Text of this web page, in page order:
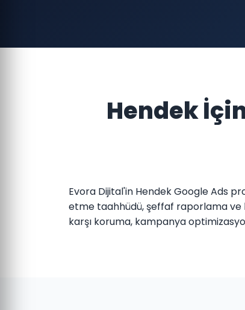
Hendek
Evora Dijital'in Hendek Google Ads
etme taahhüdü, şeffaf raporlama ve
karşı koruma, kampanya